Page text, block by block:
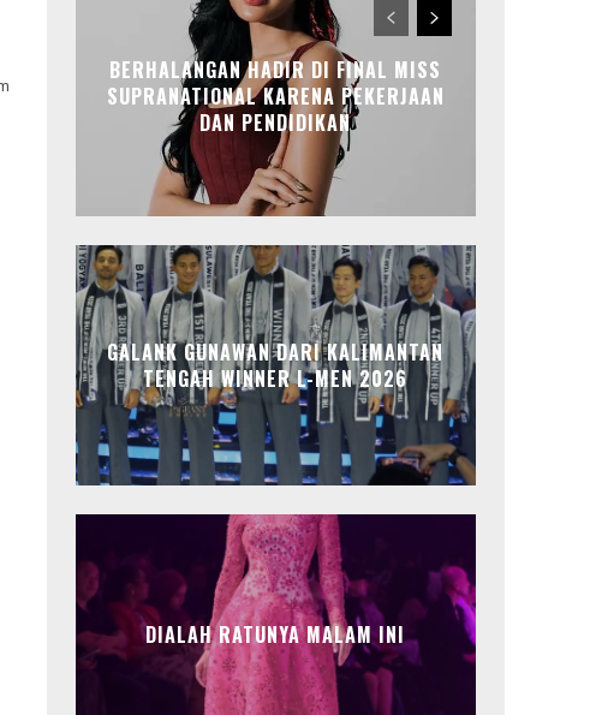
BERHALANGAN HADIR DI FINAL MISS
SUPRANATIONAL KARENA PEKERJAAN
DAN PENDIDIKAN
GALANK GUNAWAN DARI KALIMANTAN
TENGAH WINNER L-MEN 2026
DIALAH RATUNYA MALAM INI